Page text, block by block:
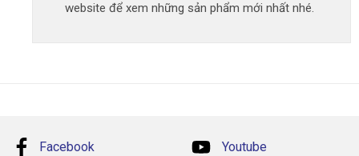
website để xem những sản phẩm mới nhất nhé.
Facebook Youtube